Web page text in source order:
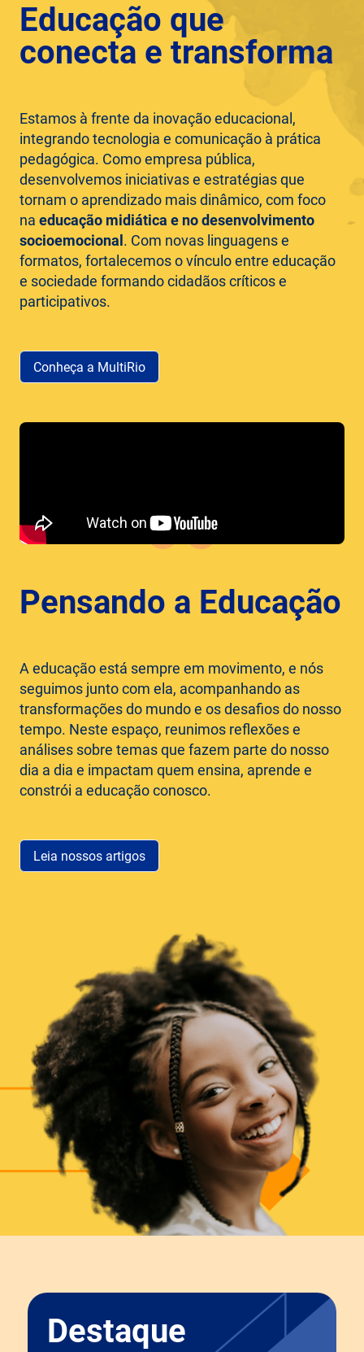
Educação que
conecta e transforma
Estamos à frente da inovação educacional,
integrando tecnologia e comunicação à prática
pedagógica. Como empresa pública,
desenvolvemos iniciativas e estratégias que
tornam o aprendizado mais dinâmico, com foco
na educação midiática e no desenvolvimento
socioemocional . Com novas linguagens e
formatos, fortalecemos o vínculo entre educação
e sociedade formando cidadãos críticos e
participativos.
Conheça a MultiRio
Pensando a Educação
A educação está sempre em movimento, e nós
seguimos junto com ela, acompanhando as
transformações do mundo e os desafios do nosso
tempo. Neste espaço, reunimos reflexões e
análises sobre temas que fazem parte do nosso
dia a dia e impactam quem ensina, aprende e
constrói a educação conosco.
Leia nossos artigos
Destaque